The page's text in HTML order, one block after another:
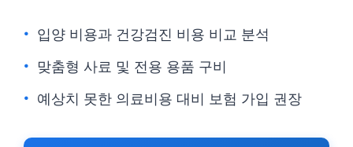
입양 비용과 건강검진 비용 비교 분석
맞춤형 사료 및 전용 용품 구비
예상치 못한 의료비용 대비 보험 가입 권장